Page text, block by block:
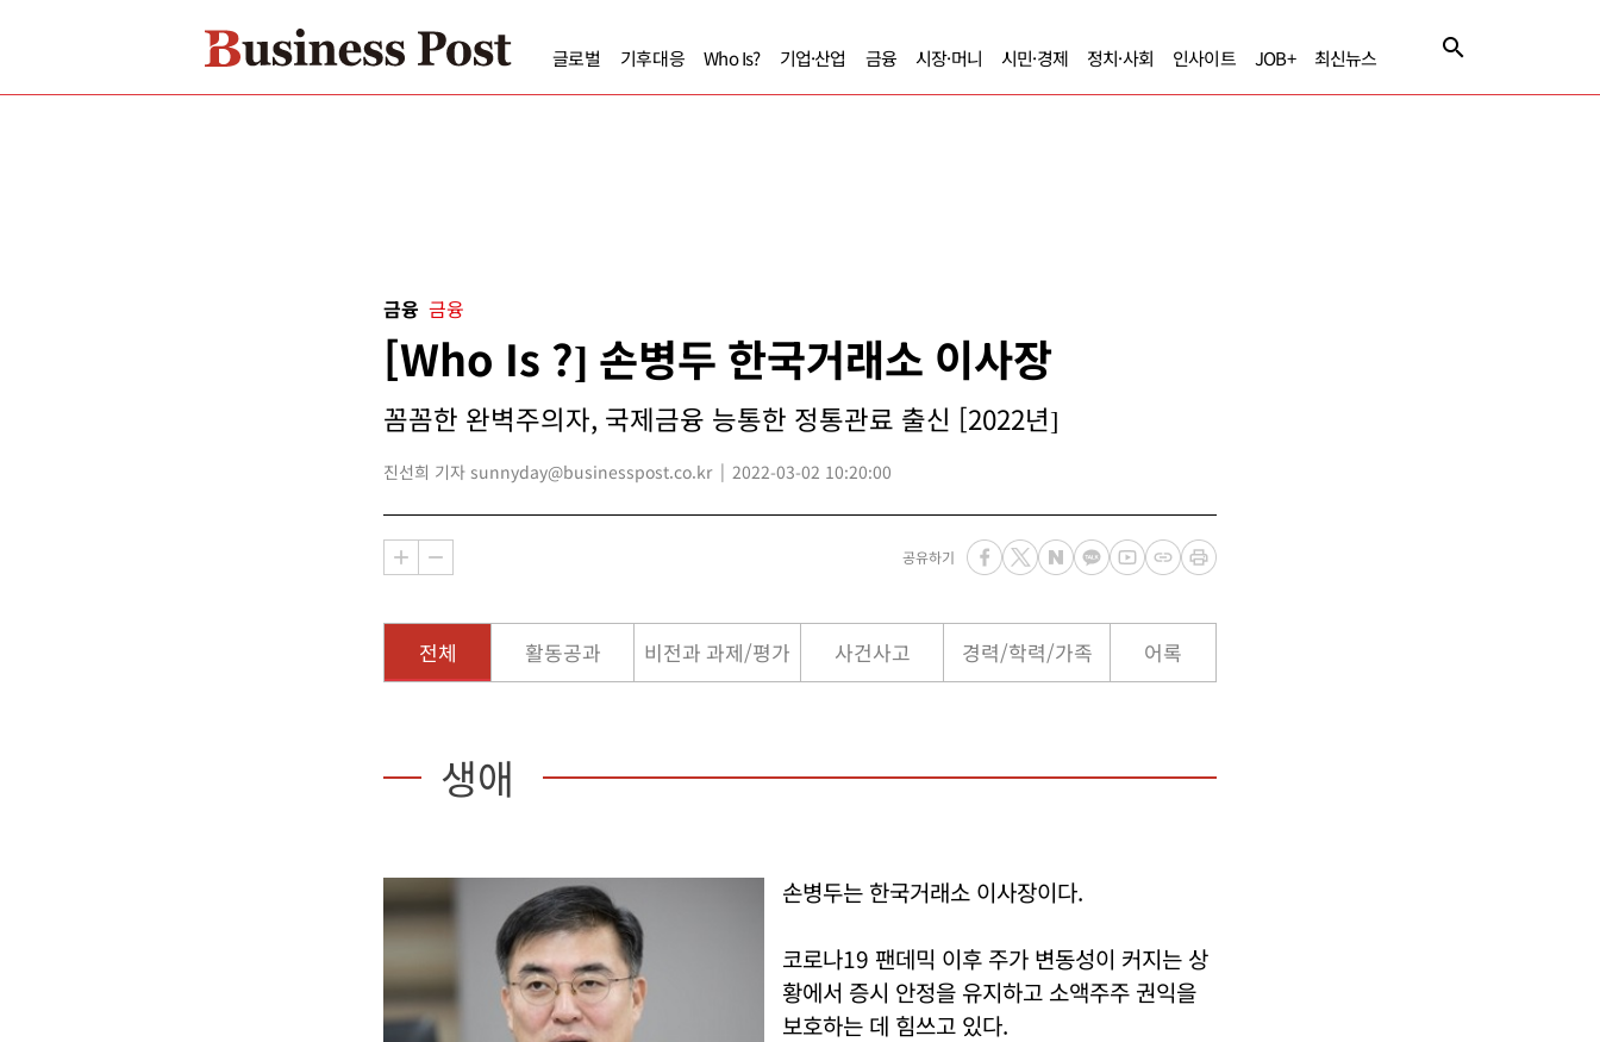
글로벌 기후대응 Who Is? 기업·산업 금융 시장·머니 시민·경제 정치·사회 인사이트 JOB+ 최신뉴스
금융 금융
[Who Is ?] 손병두 한국거래소 이사장
꼼꼼한 완벽주의자, 국제금융 능통한 정통관료 출신 [2022년]
진선희 기자 sunnyday@businesspost.co.kr 2022-03-02 10:20:00
공유하기
전체 활동공과 비전과 과제/평가 사건사고 경력/학력/가족 어록
생애
손병두는 한국거래소 이사장이다.
코로나19 팬데믹 이후 주가 변동성이 커지는 상
황에서 증시 안정을 유지하고 소액주주 권익을
보호하는 데 힘쓰고 있다.